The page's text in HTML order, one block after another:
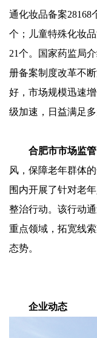
通化妆品备案28168
个；儿童特殊化妆
21个。国家药监局
册备案制度改革不
好，市场规模迅速
级加速，日益满足多
合肥市市场监管
风，保障老年群体
围内开展了针对老
整治行动。该行动
重点领域，拓宽线
态势。
企业动态